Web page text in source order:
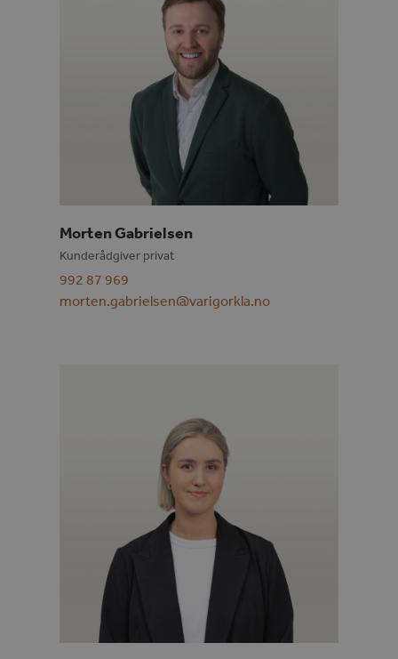
Morten Gabrielsen
Kunderådgiver privat
992 87 969
morten.gabrielsen@varigorkla.no